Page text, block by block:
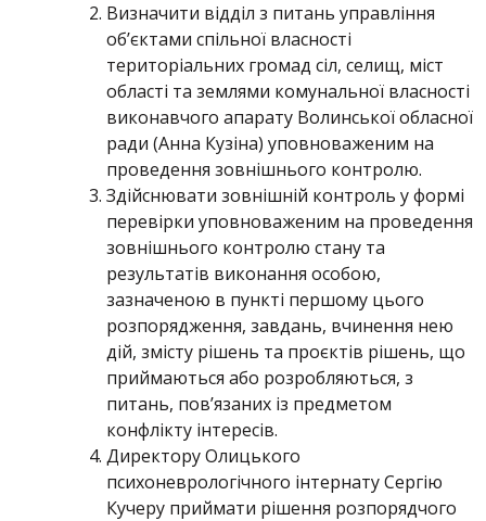
Визначити відділ з питань управління
об’єктами спільної власності
територіальних громад сіл, селищ, міст
області та землями комунальної власності
виконавчого апарату Волинської обласної
ради (Анна Кузіна) уповноваженим на
проведення зовнішнього контролю.
Здійснювати зовнішній контроль у формі
перевірки уповноваженим на проведення
зовнішнього контролю стану та
результатів виконання особою,
зазначеною в пункті першому цього
розпорядження, завдань, вчинення нею
дій, змісту рішень та проєктів рішень, що
приймаються або розробляються, з
питань, пов’язаних із предметом
конфлікту інтересів.
Директору Олицького
психоневрологічного інтернату Сергію
Кучеру приймати рішення розпорядчого